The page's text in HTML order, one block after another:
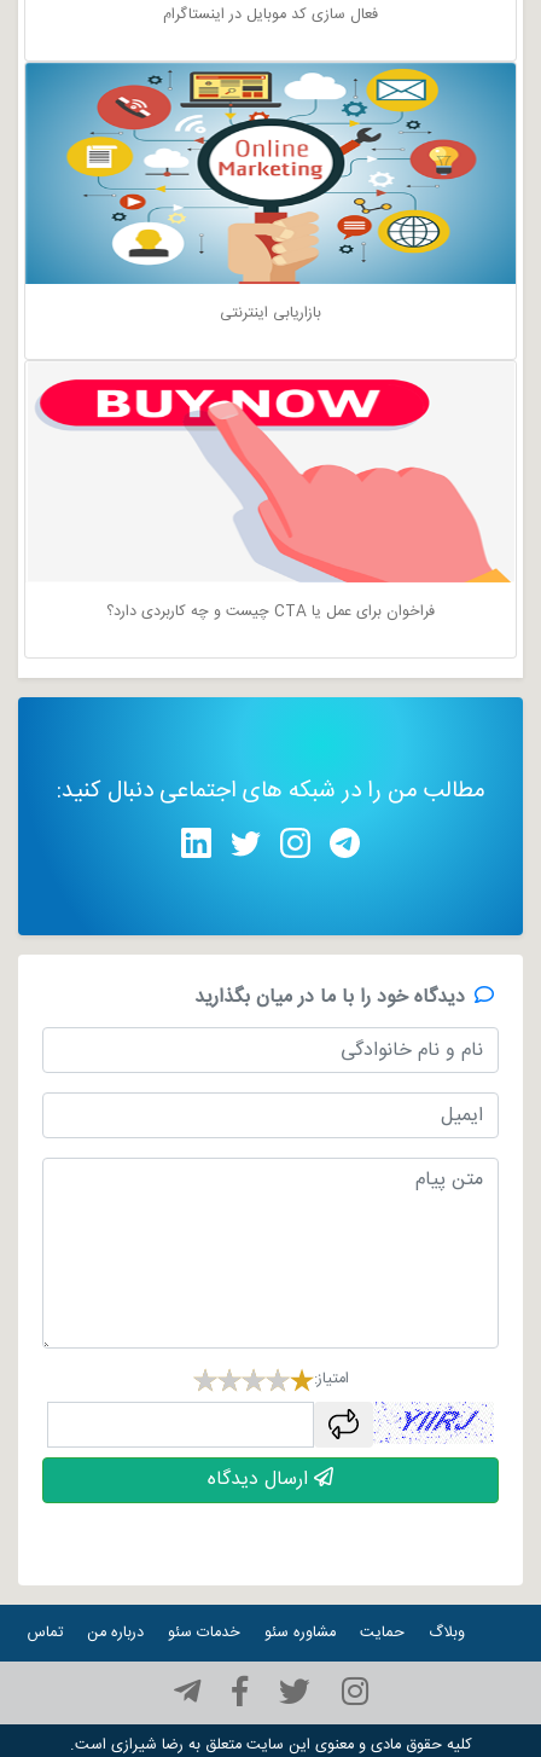
فعال سازی کد موبایل در اینستاگرام
بازاریابی اینترنتی
فراخوان برای عمل یا CTA چیست و چه کاربردی دارد؟
مطالب من را در شبکه های اجتماعی دنبال کنید:
دیدگاه خود را با ما در میان بگذارید
امتیاز:
captcha
ارسال دیدگاه
وبلاگ حمایت مشاوره سئو خدمات سئو درباره من تماس
کلیه حقوق مادی و معنوی این سایت متعلق به رضا شیرازی است.